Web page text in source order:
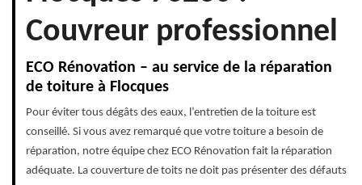
Couvreur professionnel
ECO Rénovation – au service de la réparation
de toiture à Flocques
Pour éviter tous dégâts des eaux, l’entretien de la toiture est
conseillé. Si vous avez remarqué que votre toiture a besoin de
réparation, notre équipe chez ECO Rénovation fait la réparation
adéquate. La couverture de toits ne doit pas présenter des défauts